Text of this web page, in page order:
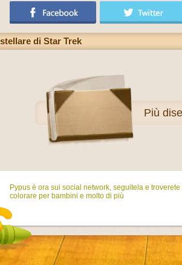
di Star Trek
Più
Pypus è ora sui social network, seguitela e
colorare per bambini e molto di più